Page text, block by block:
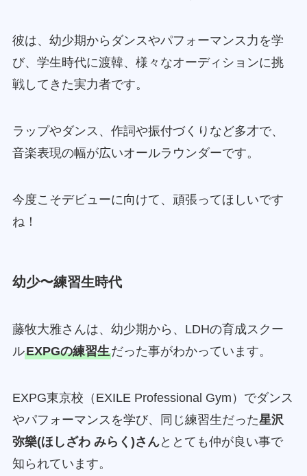
彼は、幼少期からダンスやパフォーマンス力を学
び、学生時代に渡韓、様々なオーディションに挑
戦してきた実力者です。
ラップやダンス、作詞や振付づくりなど多才で、
音楽表現の幅が広いオールラウンダーです。
今度こそデビューに向けて、頑張ってほしいです
ね！
幼少〜練習生時代
藤牧大雅さんは、幼少期から、LDHの育成スクー
ルEXPGの練習生だった事がわかっています。
EXPG東京校（EXILE Professional Gym）でダンス
やパフォーマンスを学び、同じ練習生だった星沢
弥樂(ほしざわ みらく)さんととても仲が良い事で
知られています。